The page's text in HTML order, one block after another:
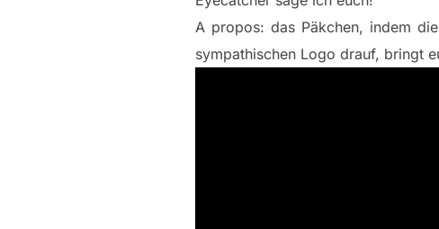
A propos: das Päkchen, indem
sympathischen Logo drauf, bringt